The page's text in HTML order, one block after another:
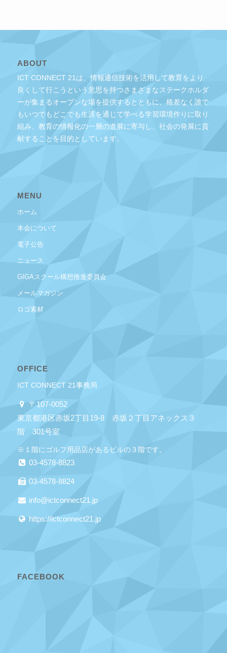
ABOUT
ICT CONNECT 21は、情報通信技術を活用して教育をより
良くして行こうという意思を持つさまざまなステークホルダ
ーが集まるオープンな場を提供するとともに、格差なく誰で
もいつでもどこでも生涯を通じて学べる学習環境作りに取り
組み、教育の情報化の一層の進展に寄与し、社会の発展に貢
献することを目的としています。
MENU
ホーム
本会について
電子公告
ニュース
GIGAスクール構想推進委員会
メールマガジン
ロゴ素材
OFFICE
ICT CONNECT 21事務局
〒107-0052
東京都港区赤坂2丁目19-8 赤坂２丁目アネックス３
階 301号室
※１階にゴルフ用品店があるビルの３階です。
03-4578-8823
03-4578-8824
info@ictconnect21.jp
https://ictconnect21.jp
FACEBOOK